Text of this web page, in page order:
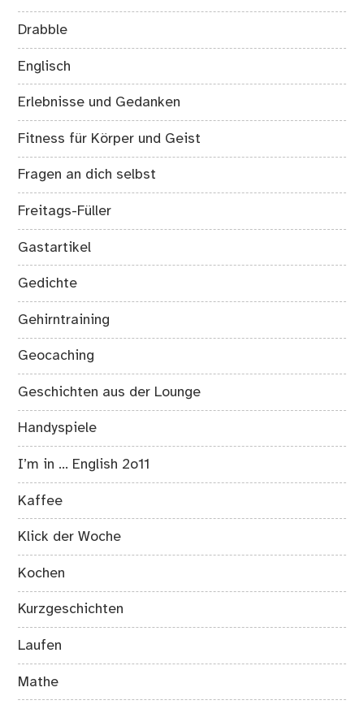
Drabble
Englisch
Erlebnisse und Gedanken
Fitness für Körper und Geist
Fragen an dich selbst
Freitags-Füller
Gastartikel
Gedichte
Gehirntraining
Geocaching
Geschichten aus der Lounge
Handyspiele
I’m in … English 2o11
Kaffee
Klick der Woche
Kochen
Kurzgeschichten
Laufen
Mathe